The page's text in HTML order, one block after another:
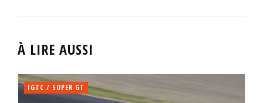
À LIRE AUSSI
IGTC / SUPER GT